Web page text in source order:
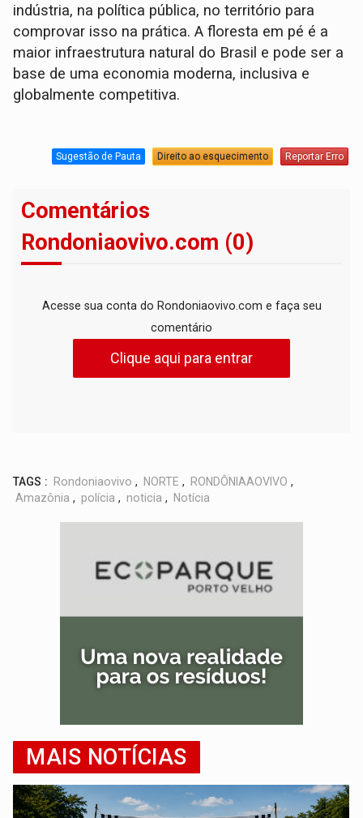
indústria, na política pública, no território para
comprovar isso na prática. A floresta em pé é a
maior infraestrutura natural do Brasil e pode ser a
base de uma economia moderna, inclusiva e
globalmente competitiva.
Sugestão de Pauta Direito ao esquecimento Reportar Erro
Comentários
Rondoniaovivo.com (0)
Acesse sua conta do Rondoniaovivo.com e faça seu
comentário
Clique aqui para entrar
TAGS : Rondoniaovivo , NORTE , RONDÔNIAAOVIVO ,
Amazônia , polícia , noticia , Notícia
MAIS NOTÍCIAS